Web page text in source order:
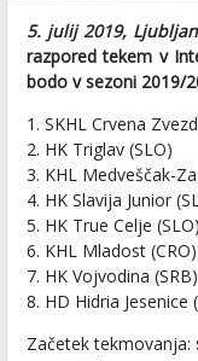
5. julij 2019,
razpored tekem v
bodo v sezoni 2019/
1. SKHL Crvena
2. HK Triglav (SLO)
3. KHL Medveščak-
4. HK Slavija Junior
5. HK True Celje (SLO)
6. KHL Mladost (CRO)
7. HK Vojvodina (SRB)
8. HD Hidria Jesenice
Začetek tekmovanja: